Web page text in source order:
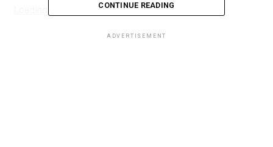
CONTINUE READING
ADVERTISEMENT